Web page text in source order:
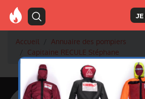
JE
Accueil
Annuaire des pompiers
Capitaine RECULE Stéphane
<Retour à la liste des